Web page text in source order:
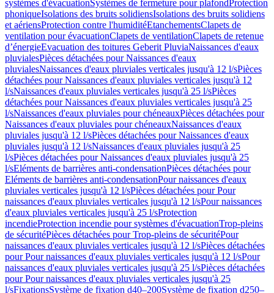
systèmes d'évacuationSystèmes de fermeture pour plafondProtection
phoniqueIsolations des bruits solidiensIsolations des bruits solidiens
et aériensProtection contre l'humiditéEtanchementsClapets de
ventilation pour évacuationClapets de ventilationClapets de retenue
d’énergieEvacuation des toitures Geberit PluviaNaissances d'eaux
pluvialesPièces détachées pour Naissances d'eaux
pluvialesNaissances d'eaux pluviales verticales jusqu'à 12 l/sPièces
détachées pour Naissances d'eaux pluviales verticales jusqu'à 12
l/sNaissances d'eaux pluviales verticales jusqu'à 25 l/sPièces
détachées pour Naissances d'eaux pluviales verticales jusqu'à 25
l/sNaissances d'eaux pluviales pour chéneauxPièces détachées pour
Naissances d'eaux pluviales pour chéneauxNaissances d'eaux
pluviales jusqu'à 12 l/sPièces détachées pour Naissances d'eaux
pluviales jusqu'à 12 l/sNaissances d'eaux pluviales jusqu'à 25
l/sPièces détachées pour Naissances d'eaux pluviales jusqu'à 25
l/sEléments de barrières anti-condensationPièces détachées pour
Eléments de barrières anti-condensationPour naissances d'eaux
pluviales verticales jusqu'à 12 l/sPièces détachées pour Pour
naissances d'eaux pluviales verticales jusqu'à 12 l/sPour naissances
d'eaux pluviales verticales jusqu'à 25 l/sProtection
incendieProtection incendie pour systèmes d'évacuationTrop-pleins
de sécuritéPièces détachées pour Trop-pleins de sécuritéPour
naissances d'eaux pluviales verticales jusqu'à 12 l/sPièces détachées
pour Pour naissances d'eaux pluviales verticales jusqu'à 12 l/sPour
naissances d'eaux pluviales verticales jusqu'à 25 l/sPièces détachées
pour Pour naissances d'eaux pluviales verticales jusqu'à 25
l/sFixationsSystème de fixation d40–200Système de fixation d250–